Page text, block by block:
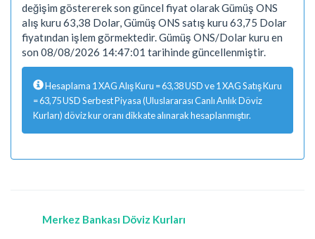
değişim göstererek son güncel fiyat olarak Gümüş ONS
alış kuru 63,38 Dolar, Gümüş ONS satış kuru 63,75 Dolar
fiyatından işlem görmektedir. Gümüş ONS/Dolar kuru en
son 08/08/2026 14:47:01 tarihinde güncellenmiştir.
Hesaplama 1 XAG Alış Kuru = 63,38 USD ve 1 XAG Satış Kuru
= 63,75 USD Serbest Piyasa (Uluslararası Canlı Anlık Döviz
Kurları) döviz kur oranı dikkate alınarak hesaplanmıştır.
Merkez Bankası Döviz Kurları